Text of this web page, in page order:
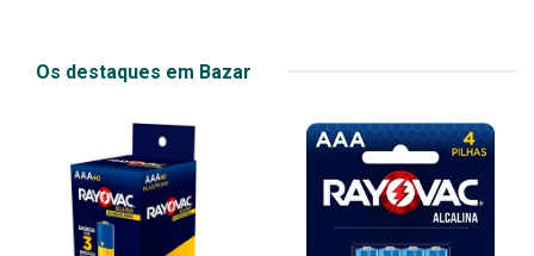
Os destaques em Bazar